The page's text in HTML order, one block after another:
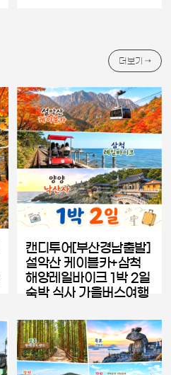
더보기 →
캔디투어[부산경남출발]
설악산 케이블카+삼척
해양레일바이크 1박 2일
숙박 식사 가을버스여행